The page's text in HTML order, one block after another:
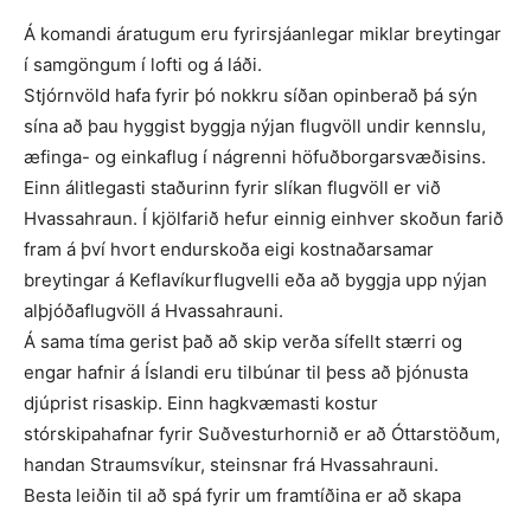
Á komandi áratugum eru fyrir­sjáanlegar miklar breytingar
í sam­göngum í lofti og á láði.
Stjórnvöld hafa fyrir þó nokkru síðan opinberað þá sýn
sína að þau hyggist byggja nýjan flugvöll undir kennslu,
æfinga- og einkaflug í nágrenni höfuð­borgarsvæðisins.
Einn álitlegasti stað­ur­inn fyrir slíkan flugvöll er við
Hvassa­hraun. Í kjölfarið hefur einnig einhver skoðun farið
fram á því hvort endurskoða eigi kostnaðarsamar
breytingar á Keflavíkurflugvelli eða að byggja upp nýjan
alþjóðaflugvöll á Hvassahrauni.
Á sama tíma gerist það að skip verða sífellt stærri og
engar hafnir á Íslandi eru tilbúnar til þess að þjónusta
djúprist risaskip. Einn hagkvæmasti kostur
stórskipahafnar fyrir Suðvesturhornið er að Óttarstöðum,
handan Straums­víkur, steinsnar frá Hvassahrauni.
Besta leiðin til að spá fyrir um framtíðina er að skapa